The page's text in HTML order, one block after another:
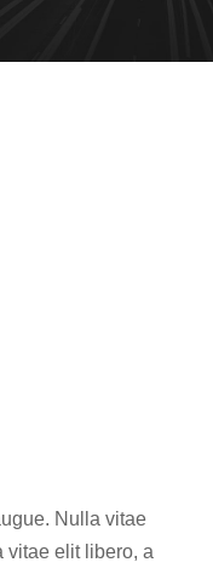
Nulla vitae
vitae elit libero, a